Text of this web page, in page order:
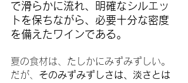
で滑らかに流れ、明確なシルエッ
トを保ちながら、必要十分な密度
を備えたワインである。
夏の食材は、たしかにみずみずしい。
だが、 そのみずみずしさは、淡さとは